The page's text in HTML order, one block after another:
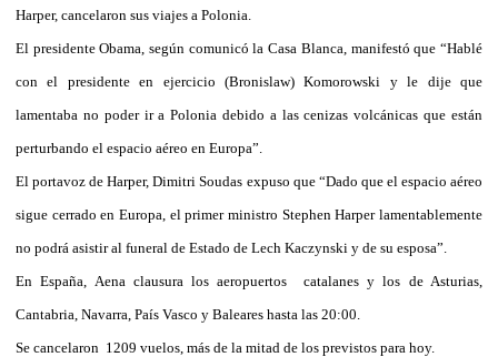
Harper, cancelaron sus viajes a Polonia.
El presidente Obama, según comunicó la Casa Blanca, manifestó que “Hablé
con el presidente en ejercicio (Bronislaw) Komorowski y le dije que
lamentaba no poder ir a Polonia debido a las cenizas volcánicas que están
perturbando el espacio aéreo en Europa”.
El portavoz de Harper, Dimitri Soudas expuso que “Dado que el espacio aéreo
sigue cerrado en Europa, el primer ministro Stephen Harper lamentablemente
no podrá asistir al funeral de Estado de Lech Kaczynski y de su esposa”.
En España, Aena clausura los aeropuertos catalanes y los de Asturias,
Cantabria, Navarra, País Vasco y Baleares hasta las 20:00.
Se cancelaron 1209 vuelos, más de la mitad de los previstos para hoy.